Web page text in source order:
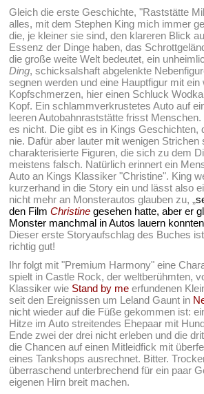
Gleich die erste Geschichte, "Raststätte
alles, mit dem Stephen King mich immer
die, je kleiner sie sind, den klareren Blick
Essenz der Dinge haben, das
die große weite Welt bedeutet, ein
Ding, schicksalshaft abgelenkte
segnen werden und eine Hauptfigur mit
Kopfschmerzen, hier einen Schluck
Kopf. Ein schlammverkrustetes Auto auf
leeren Autobahnraststätte frisst
es nicht. Die gibt es in Kings Geschichten,
nie. Dafür aber lauter mit wenigen Strichen
charakterisierte Figuren, die sich zu dem
meistens falsch. Natürlich erinnert ein
Auto an Kings Klassiker "Christine". King
kurzerhand in die Story ein und lässt also
nicht mehr an Monsterautos glauben zu, „
den Film Christine gesehen hatte, aber er
Monster manchmal in Autos lauern konnten
Dieser erste Storyaufschlag des Buches
richtig gut!
Ihr folgt mit "Premium Harmony" eine
spielt in Castle Rock, der weltberühmten,
Klassiker wie Stand by me erfundenen
seit den Ereignissen um Leland Gaunt in
nicht wieder auf die Füße gekommen ist:
Hitze im Auto streitendes Ehepaar mit
Ende zwei der drei nicht erleben und die
die Chancen auf einen Mitleidfick mit
eines Tankshops ausrechnet. Bitter.
überraschend unterbrechend für ein paar
eigenen Hirn breit machen.